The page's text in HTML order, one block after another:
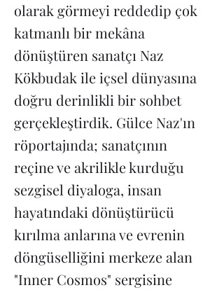
olarak görmeyi reddedip çok
katmanlı bir mekâna
dönüştüren sanatçı Naz
Kökbudak ile içsel dünyasına
doğru derinlikli bir sohbet
gerçekleştirdik. Gülce Naz'ın
röportajında; sanatçının
reçine ve akrilikle kurduğu
sezgisel diyaloga, insan
hayatındaki dönüştürücü
kırılma anlarına ve evrenin
döngüselliğini merkeze alan
"Inner Cosmos" sergisine